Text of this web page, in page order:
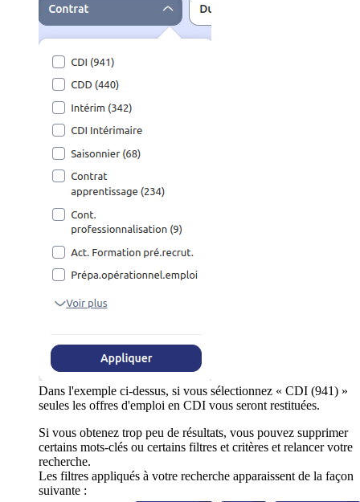
Dans l'exemple ci-dessus, si vous sélectionnez « CDI (941) »
seules les offres d'emploi en CDI vous seront restituées.
Si vous obtenez trop peu de résultats, vous pouvez supprimer
certains mots-clés ou certains filtres et critères et relancer votre
recherche.
Les filtres appliqués à votre recherche apparaissent de la façon
suivante :